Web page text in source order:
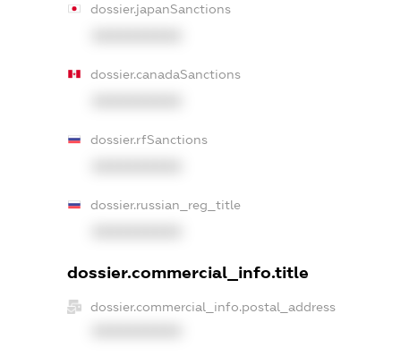
dossier.japanSanctions
dossier.canadaSanctions
dossier.rfSanctions
dossier.russian_reg_title
dossier.commercial_info.title
dossier.commercial_info.postal_address